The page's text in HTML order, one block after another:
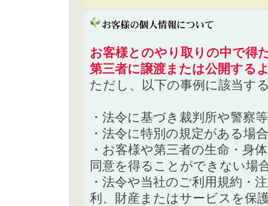
お客様とのやり取りの中で得
第三者に譲渡または公開する
ただし、以下の事例に該当す
・法令に基づき裁判所や警察
・法令に特別の規定がある場合
・お客様や第三者の生命・身
同意を得ることができない場
・法令や当社のご利用規約・
利、財産またはサービスを保